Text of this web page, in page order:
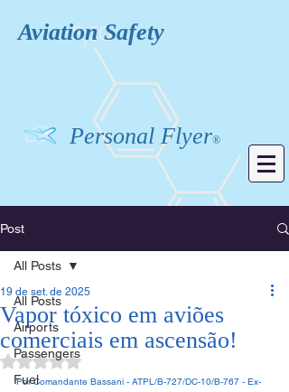
Personal Flyer®
AviationSafety
Post
All Posts
Airports
Passengers
Fuel
All Posts
Vapor tóxico em aviões
comerciais em ascensão!
19 de set. de 2025
Avaliado com NaN de 5 estrelas.
Por Comandante Bassani - ATPL/B-727/DC-10/B-767 - Ex-